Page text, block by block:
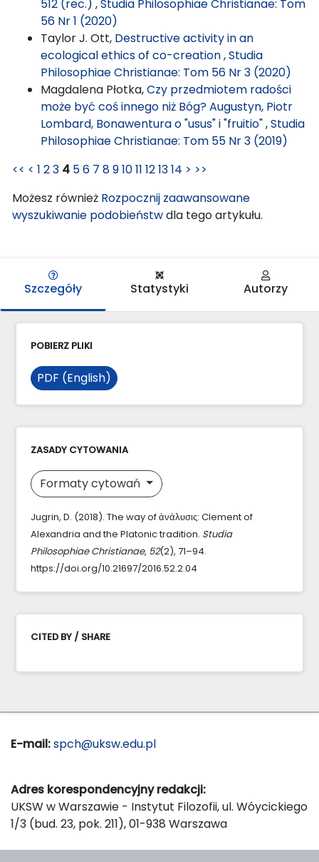
512 (rec.) ,Studia Philosophiae Christianae: Tom
56 Nr 1 (2020)
Taylor J. Ott, Destructive activity in an
ecological ethics of co-creation,Studia
Philosophiae Christianae: Tom 56 Nr 3 (2020)
Magdalena Płotka,Czy przedmiotem radości
może być coś innego niż Bóg? Augustyn, Piotr
Lombard, Bonawentura o "usus" i "fruitio",Studia
Philosophiae Christianae: Tom 55 Nr 3 (2019)
<< < 1 23 4 56 7 891011 121314 > >>
Możesz również Rozpocznij zaawansowane
wyszukiwanie podobieństwdla tego artykułu.
Szczegóły Statystyki Autorzy
POBIERZ PLIKI
PDF (English)
ZASADY CYTOWANIA
Formaty cytowań
Jugrin, D. (2018). The way of ἀνάλυσις: Clement of
Alexandria and the Platonic tradition. Studia
Philosophiae Christianae, 52(2), 71–94.
https://doi.org/10.21697/2016.52.2.04
CITED BY / SHARE
E-mail:spch@uksw.edu.pl
Adres korespondencyjny redakcji:
UKSW w Warszawie - Instytut Filozofii, ul. Wóycickiego
1/3 (bud. 23, pok. 211), 01-938 Warszawa